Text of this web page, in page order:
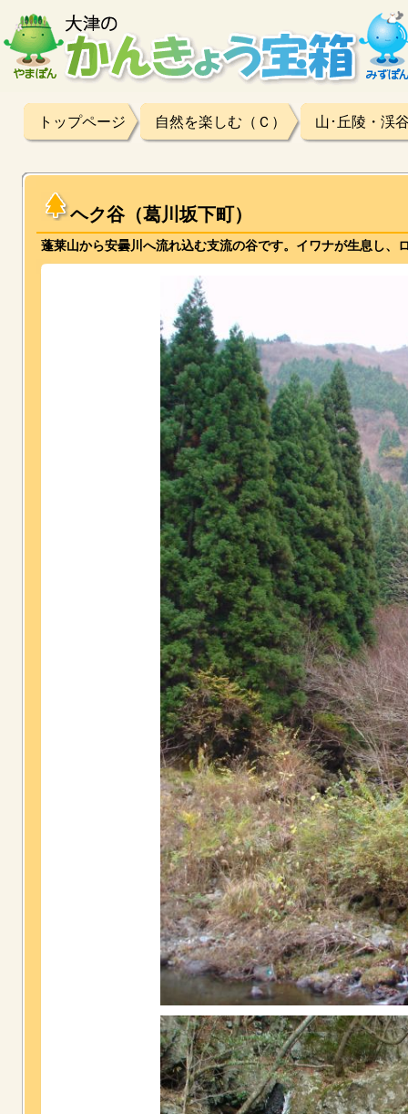
トップページ 自然を楽しむ（Ｃ） 山･丘陵・渓
ヘク谷（葛川坂下町）
蓬莱山から安曇川へ流れ込む支流の谷です。イワナが生息し